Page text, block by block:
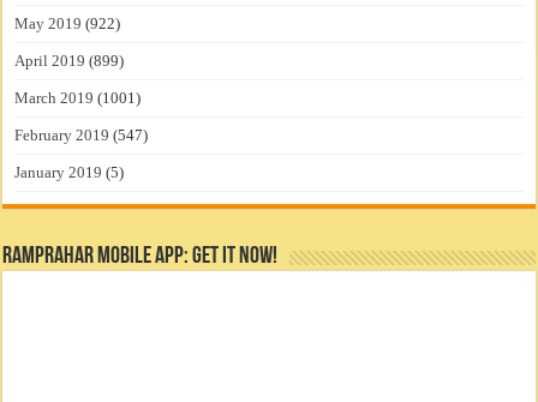
May 2019 (922)
April 2019 (899)
March 2019 (1001)
February 2019 (547)
January 2019 (5)
RamPrahar Mobile App: Get it Now!